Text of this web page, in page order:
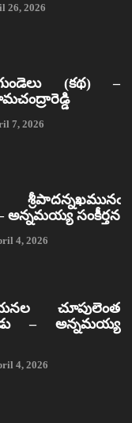
26, 2026
(కథ) –
7, 2026
అన్నమయ్య సంకీర్తన
4, 2026
చూపులెంత
– అన్నమయ్య
4, 2026